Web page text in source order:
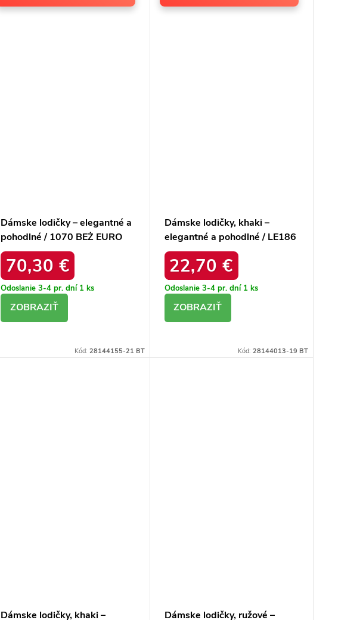
Dámske lodičky – elegantné a
pohodlné / 1070 BEŻ EURO
50
70,30 €
Odoslanie 3-4 pr. dní 1 ks
Kód: 28144155-21 BT
Dámske lodičky, khaki –
elegantné a pohodlné / LE186
KHAKI
22,70 €
Odoslanie 3-4 pr. dní 1 ks
Kód: 28144013-19 BT
Dámske lodičky, khaki – Dámske lodičky, ružové –